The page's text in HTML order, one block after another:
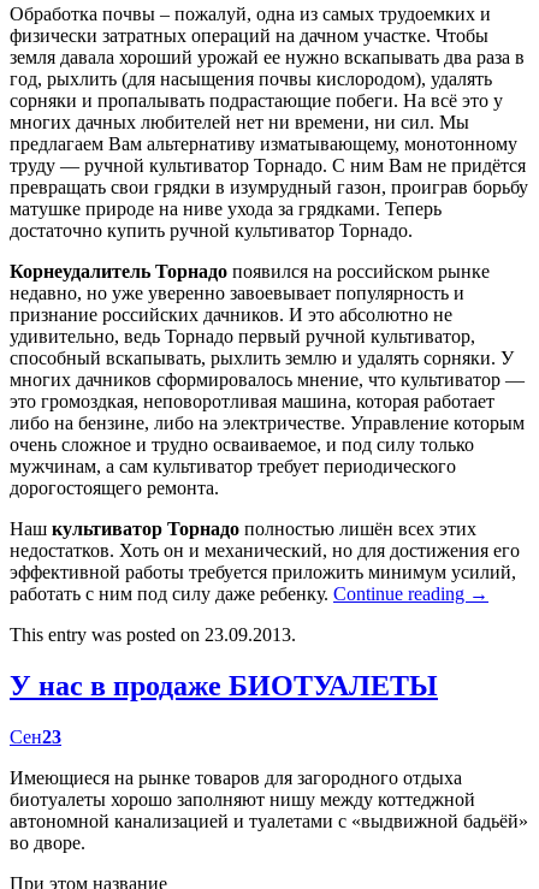
Обработка почвы – пожалуй, одна из самых трудоемких и
физически затратных операций на дачном участке. Чтобы
земля давала хороший урожай ее нужно вскапывать два раза в
год, рыхлить (для насыщения почвы кислородом), удалять
сорняки и пропалывать подрастающие побеги. На всё это у
многих дачных любителей нет ни времени, ни сил. Мы
предлагаем Вам альтернативу изматывающему, монотонному
труду — ручной культиватор Торнадо. С ним Вам не придётся
превращать свои грядки в изумрудный газон, проиграв борьбу
матушке природе на ниве ухода за грядками. Теперь
достаточно купить ручной культиватор Торнадо.
Корнеудалитель Торнадо появился на российском рынке
недавно, но уже уверенно завоевывает популярность и
признание российских дачников. И это абсолютно не
удивительно, ведь Торнадо первый ручной культиватор,
способный вскапывать, рыхлить землю и удалять сорняки. У
многих дачников сформировалось мнение, что культиватор —
это громоздкая, неповоротливая машина, которая работает
либо на бензине, либо на электричестве. Управление которым
очень сложное и трудно осваиваемое, и под силу только
мужчинам, а сам культиватор требует периодического
дорогостоящего ремонта.
Наш культиватор Торнадо полностью лишён всех этих
недостатков. Хоть он и механический, но для достижения его
эффективной работы требуется приложить минимум усилий,
работать с ним под силу даже ребенку. Continue reading →
This entry was posted on 23.09.2013.
У нас в продаже БИОТУАЛЕТЫ
Сен23
Имеющиеся на рынке товаров для загородного отдыха
биотуалеты хорошо заполняют нишу между коттеджной
автономной канализацией и туалетами с «выдвижной бадьёй»
во дворе.
При этом название